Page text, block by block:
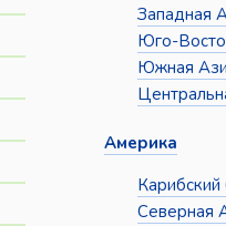
Западная
Юго-
Южная
Америка
Карибский
Северная